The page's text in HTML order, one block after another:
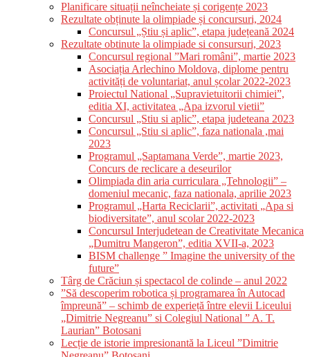
Planificare situații neîncheiate și corigențe 2023
Rezultate obținute la olimpiade și concursuri, 2024
Concursul „Știu și aplic”, etapa județeană 2024
Rezultate obtinute la olimpiade si consursuri, 2023
Concursul regional ”Mari români”, martie 2023
Asociația Arlechino Moldova, diplome pentru
activități de voluntariat, anul școlar 2022-2023
Proiectul National „Supravietuitorii chimiei”,
editia XI, activitatea „Apa izvorul vietii”
Concursul „Stiu si aplic”, etapa judeteana 2023
Concursul „Stiu si aplic”, faza nationala ,mai
2023
Programul „Saptamana Verde”, martie 2023,
Concurs de reclicare a deseurilor
Olimpiada din aria curriculara „Tehnologii” –
domeniul mecanic, faza nationala, aprilie 2023
Programul „Harta Reciclarii”, activitati „Apa si
biodiversitate”, anul scolar 2022-2023
Concursul Interjudetean de Creativitate Mecanica
„Dumitru Mangeron”, editia XVII-a, 2023
BISM challenge ” Imagine the university of the
future”
Târg de Crăciun și spectacol de colinde – anul 2022
”Să descoperim robotica și programarea în Autocad
împreună” – schimb de experieță între elevii Liceului
„Dimitrie Negreanu” si Colegiul National ” A. T.
Laurian” Botosani
Lecție de istorie impresionantă la Liceul ”Dimitrie